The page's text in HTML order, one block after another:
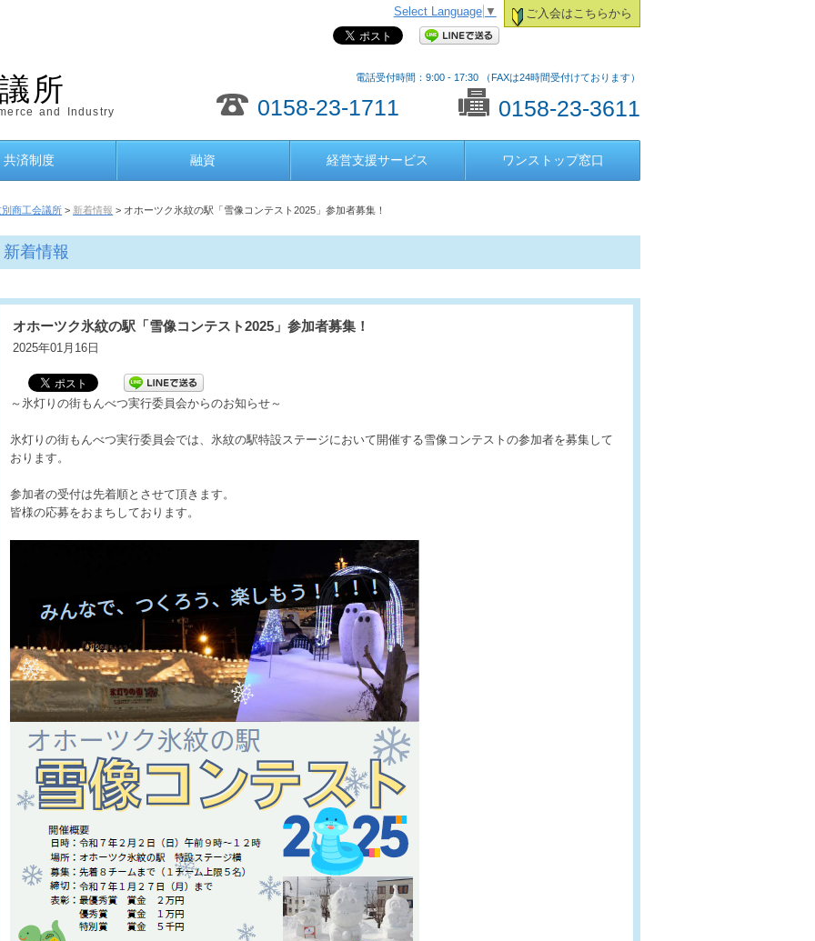
ご入会はこちらから
Select Language ▼
所
and Industry
電話受付時間：9:00 - 17:30 （FAXは24時間受付けております）
0158-23-1711 0158-23-3611
共済制度 融資 経営支援サービス ワンストップ窓口
別商工会議所 > 新着情報 > オホーツク氷紋の駅「雪像コンテスト2025」参加者募集！
新着情報
オホーツク氷紋の駅「雪像コンテスト2025」参加者募集！
2025年01月16日
～氷灯りの街もんべつ実行委員会からのお知らせ～
氷灯りの街もんべつ実行委員会では、氷紋の駅特設ステージにおいて開催する雪像コンテストの参加者を募集して
おります。
参加者の受付は先着順とさせて頂きます。
皆様の応募をおまちしております。